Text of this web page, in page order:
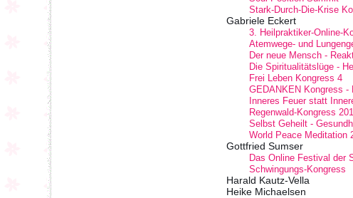
Stark-Durch-Die-Krise
Gabriele Eckert
3. Heilpraktiker-Online-
Atemwege- und
Der neue Mensch -
Die Spiritualitätslüge -
Frei Leben Kongress 4
GEDANKEN Kongress -
Inneres Feuer statt
Regenwald-Kongress
Selbst Geheilt -
World Peace Meditation
Gottfried Sumser
Das Online Festival der
Schwingungs-Kongress
Harald Kautz-Vella
Heike Michaelsen